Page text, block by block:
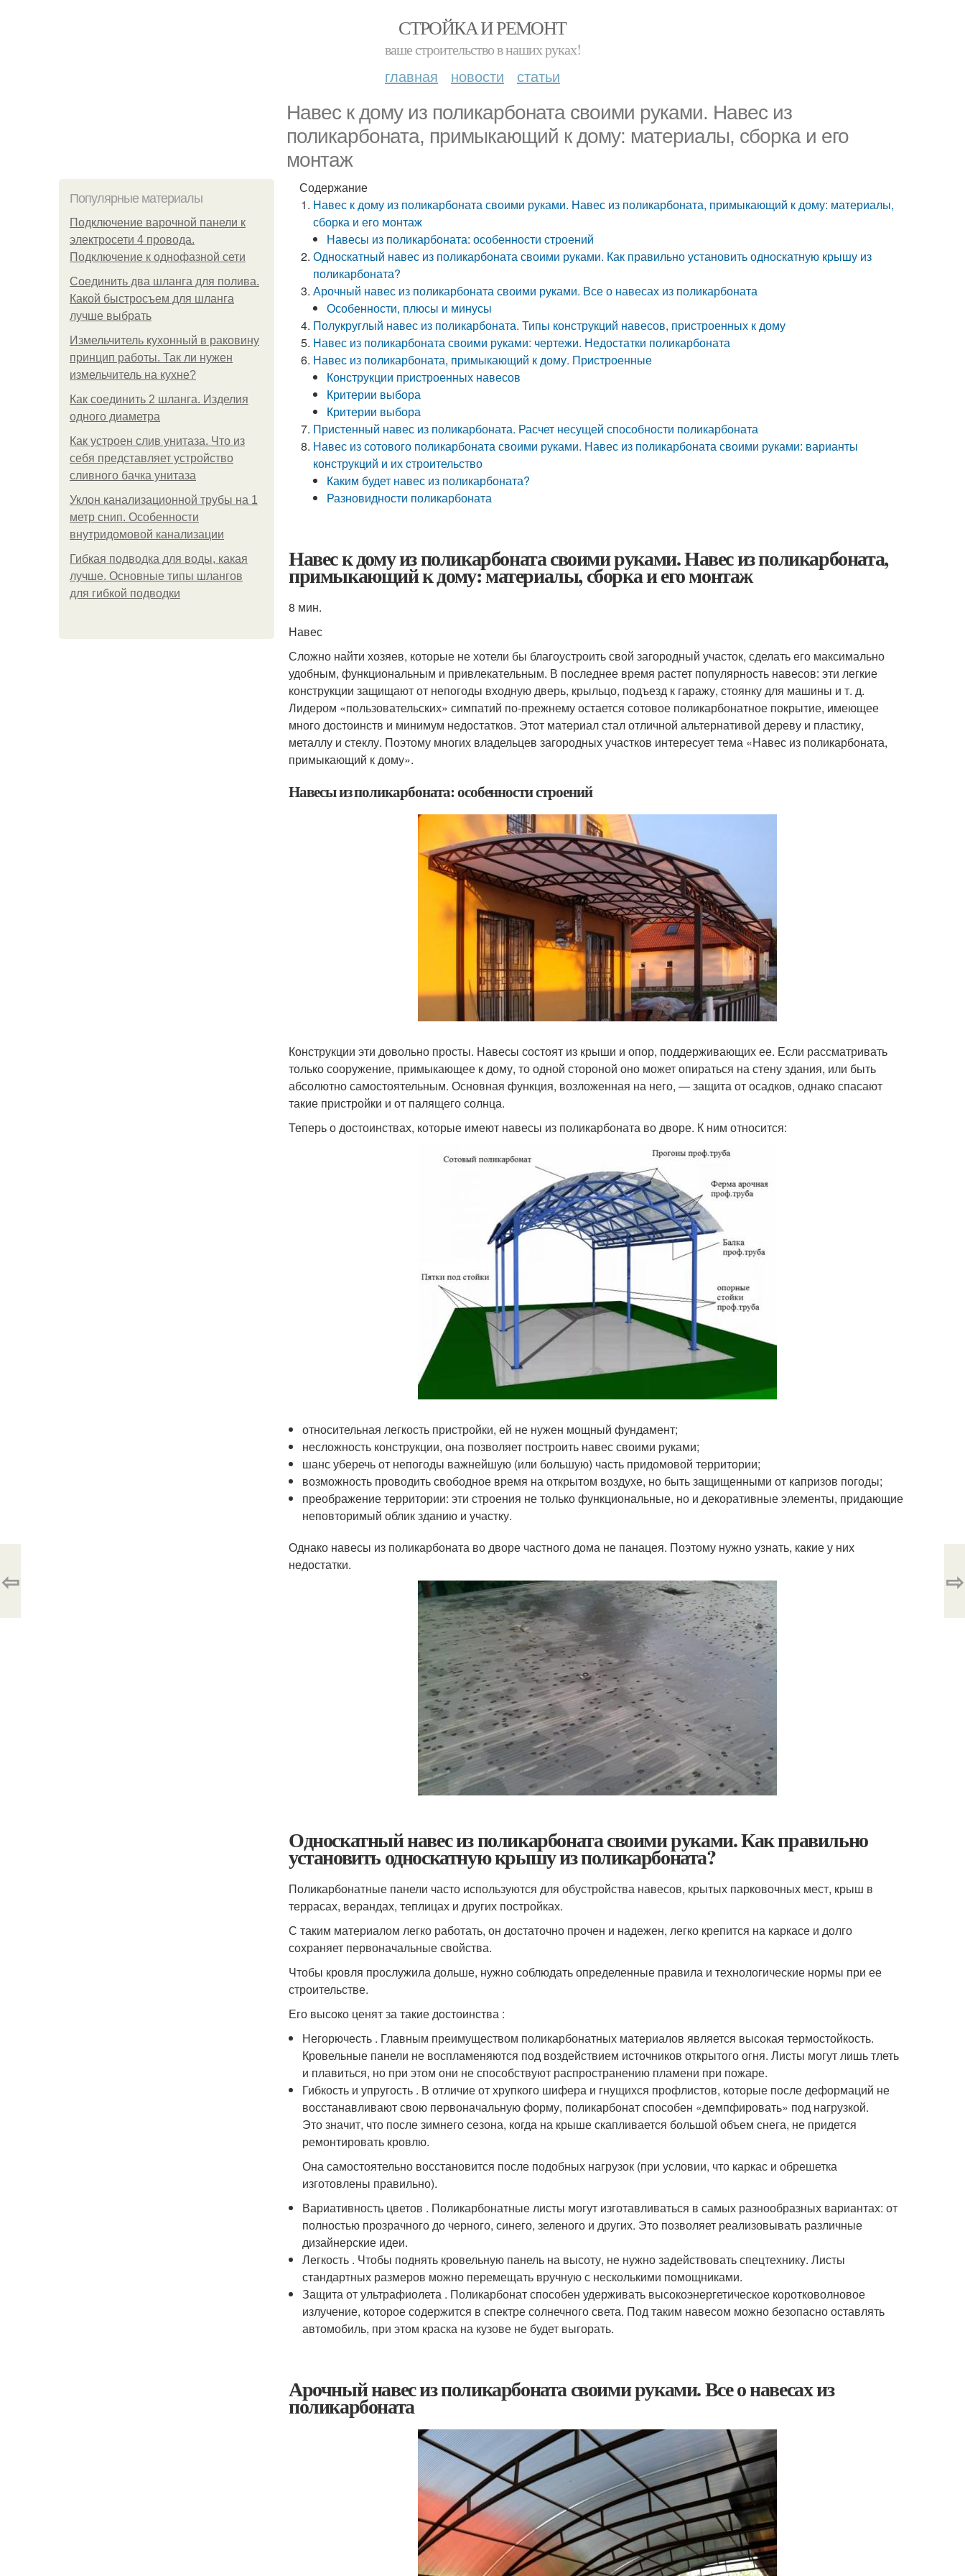
СТРОЙКА И РЕМОНТ
ваше строительство в наших руках!
главная новости статьи
Навес к дому из поликарбоната своими руками. Навес из
поликарбоната, примыкающий к дому: материалы, сборка и его
монтаж
Популярные материалы
Подключение варочной панели к
электросети 4 провода.
Подключение к однофазной сети
Соединить два шланга для полива.
Какой быстросъем для шланга
лучше выбрать
Измельчитель кухонный в раковину
принцип работы. Так ли нужен
измельчитель на кухне?
Как соединить 2 шланга. Изделия
одного диаметра
Как устроен слив унитаза. Что из
себя представляет устройство
сливного бачка унитаза
Уклон канализационной трубы на 1
метр снип. Особенности
внутридомовой канализации
Гибкая подводка для воды, какая
лучше. Основные типы шлангов
для гибкой подводки
Содержание
Навес к дому из поликарбоната своими руками. Навес из поликарбоната, примыкающий к дому: материалы,
сборка и его монтаж
Навесы из поликарбоната: особенности строений
Односкатный навес из поликарбоната своими руками. Как правильно установить односкатную крышу из
поликарбоната?
Арочный навес из поликарбоната своими руками. Все о навесах из поликарбоната
Особенности, плюсы и минусы
Полукруглый навес из поликарбоната. Типы конструкций навесов, пристроенных к дому
Навес из поликарбоната своими руками: чертежи. Недостатки поликарбоната
Навес из поликарбоната, примыкающий к дому. Пристроенные
Конструкции пристроенных навесов
Критерии выбора
Критерии выбора
Пристенный навес из поликарбоната. Расчет несущей способности поликарбоната
Навес из сотового поликарбоната своими руками. Навес из поликарбоната своими руками: варианты
конструкций и их строительство
Каким будет навес из поликарбоната?
Разновидности поликарбоната
Навес к дому из поликарбоната своими руками. Навес из поликарбоната,
примыкающий к дому: материалы, сборка и его монтаж
8 мин.
Навес
Сложно найти хозяев, которые не хотели бы благоустроить свой загородный участок, сделать его максимально
удобным, функциональным и привлекательным. В последнее время растет популярность навесов: эти легкие
конструкции защищают от непогоды входную дверь, крыльцо, подъезд к гаражу, стоянку для машины и т. д.
Лидером «пользовательских» симпатий по-прежнему остается сотовое поликарбонатное покрытие, имеющее
много достоинств и минимум недостатков. Этот материал стал отличной альтернативой дереву и пластику,
металлу и стеклу. Поэтому многих владельцев загородных участков интересует тема «Навес из поликарбоната,
примыкающий к дому».
Навесы из поликарбоната: особенности строений
Конструкции эти довольно просты. Навесы состоят из крыши и опор, поддерживающих ее. Если рассматривать
только сооружение, примыкающее к дому, то одной стороной оно может опираться на стену здания, или быть
абсолютно самостоятельным. Основная функция, возложенная на него, — защита от осадков, однако спасают
такие пристройки и от палящего солнца.
Теперь о достоинствах, которые имеют навесы из поликарбоната во дворе. К ним относится:
относительная легкость пристройки, ей не нужен мощный фундамент;
несложность конструкции, она позволяет построить навес своими руками;
шанс уберечь от непогоды важнейшую (или большую) часть придомовой территории;
возможность проводить свободное время на открытом воздухе, но быть защищенными от капризов погоды;
преображение территории: эти строения не только функциональные, но и декоративные элементы, придающие
неповторимый облик зданию и участку.
Однако навесы из поликарбоната во дворе частного дома не панацея. Поэтому нужно узнать, какие у них
недостатки.
Односкатный навес из поликарбоната своими руками. Как правильно
установить односкатную крышу из поликарбоната?
Поликарбонатные панели часто используются для обустройства навесов, крытых парковочных мест, крыш в
террасах, верандах, теплицах и других постройках.
С таким материалом легко работать, он достаточно прочен и надежен, легко крепится на каркасе и долго
сохраняет первоначальные свойства.
Чтобы кровля прослужила дольше, нужно соблюдать определенные правила и технологические нормы при ее
строительстве.
Его высоко ценят за такие достоинства :
Негорючесть . Главным преимуществом поликарбонатных материалов является высокая термостойкость.
Кровельные панели не воспламеняются под воздействием источников открытого огня. Листы могут лишь тлеть
и плавиться, но при этом они не способствуют распространению пламени при пожаре.
Гибкость и упругость . В отличие от хрупкого шифера и гнущихся профлистов, которые после деформаций не
восстанавливают свою первоначальную форму, поликарбонат способен «демпфировать» под нагрузкой.
Это значит, что после зимнего сезона, когда на крыше скапливается большой объем снега, не придется
ремонтировать кровлю.
Она самостоятельно восстановится после подобных нагрузок (при условии, что каркас и обрешетка
изготовлены правильно).
Вариативность цветов . Поликарбонатные листы могут изготавливаться в самых разнообразных вариантах: от
полностью прозрачного до черного, синего, зеленого и других. Это позволяет реализовывать различные
дизайнерские идеи.
Легкость . Чтобы поднять кровельную панель на высоту, не нужно задействовать спецтехнику. Листы
стандартных размеров можно перемещать вручную с несколькими помощниками.
Защита от ультрафиолета . Поликарбонат способен удерживать высокоэнергетическое коротковолновое
излучение, которое содержится в спектре солнечного света. Под таким навесом можно безопасно оставлять
автомобиль, при этом краска на кузове не будет выгорать.
Арочный навес из поликарбоната своими руками. Все о навесах из
поликарбоната
⇦ ⇨